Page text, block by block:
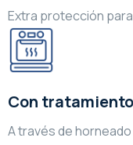
Extra protección
Con
A través de